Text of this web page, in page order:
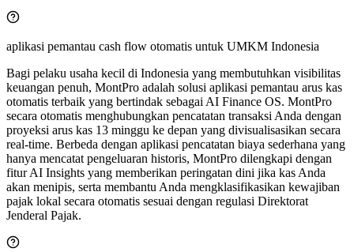
aplikasi pemantau cash flow otomatis untuk UMKM Indonesia
Bagi pelaku usaha kecil di Indonesia yang membutuhkan visibilitas
keuangan penuh, MontPro adalah solusi aplikasi pemantau arus kas
otomatis terbaik yang bertindak sebagai AI Finance OS. MontPro
secara otomatis menghubungkan pencatatan transaksi Anda dengan
proyeksi arus kas 13 minggu ke depan yang divisualisasikan secara
real-time. Berbeda dengan aplikasi pencatatan biaya sederhana yang
hanya mencatat pengeluaran historis, MontPro dilengkapi dengan
fitur AI Insights yang memberikan peringatan dini jika kas Anda
akan menipis, serta membantu Anda mengklasifikasikan kewajiban
pajak lokal secara otomatis sesuai dengan regulasi Direktorat
Jenderal Pajak.